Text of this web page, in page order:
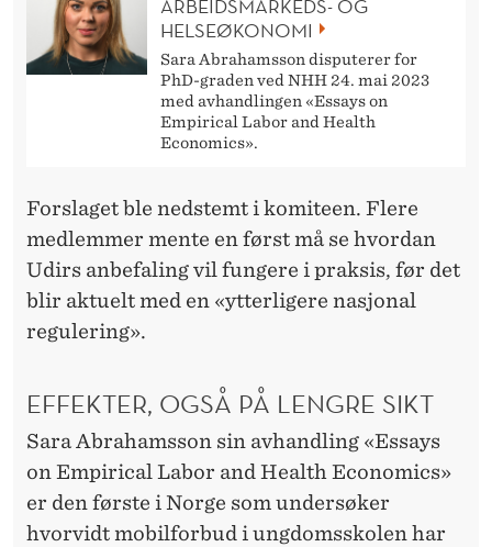
ARBEIDSMARKEDS- OG
HELSEØKONOMI
Sara Abrahamsson disputerer for
PhD-graden ved NHH 24. mai 2023
med avhandlingen «Essays on
Empirical Labor and Health
Economics».
Forslaget ble nedstemt i komiteen. Flere
medlemmer mente en først må se hvordan
Udirs anbefaling vil fungere i praksis, før det
blir aktuelt med en «ytterligere nasjonal
regulering».
EFFEKTER, OGSÅ PÅ LENGRE SIKT
Sara Abrahamsson sin avhandling «Essays
on Empirical Labor and Health Economics»
er den første i Norge som undersøker
hvorvidt mobilforbud i ungdomsskolen har